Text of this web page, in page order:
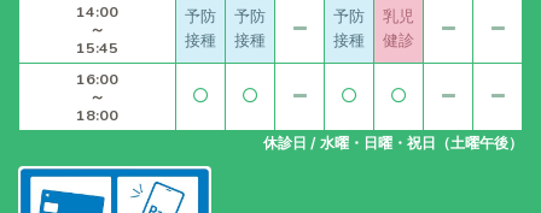
14:00
～
15:45
予防
接種
予防
接種
予防
接種
乳児
健診
16:00
～
18:00
休診日 / 水曜・日曜・祝日（土曜午後）